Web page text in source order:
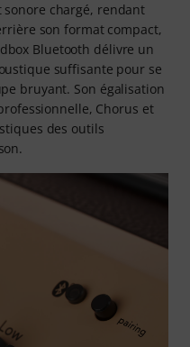
chargé, rendant
son format compact,
Bluetooth délivre un
suffisante pour se
bruyant. Son égalisation
Chorus et
des outils